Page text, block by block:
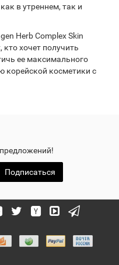
в утреннем, так и
Herb Complex Skin
хочет получить
ее максимального
корейской косметики с
Подписаться